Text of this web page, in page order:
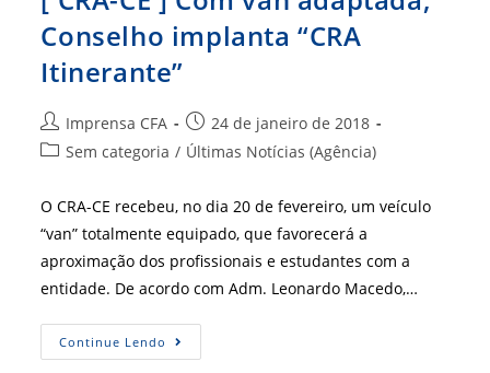
Conselho implanta “CRA
Itinerante”
Autor
do
Imprensa CFA
Post
publicado:
24 de janeiro de 2018
Categoria
post:
Sem categoria / Últimas Notícias (Agência)
O CRA-CE recebeu, no dia 20 de fevereiro, um veículo
“van” totalmente equipado, que favorecerá a
aproximação dos profissionais e estudantes com a
entidade. De acordo com Adm. Leonardo Macedo,…
Continue Lendo
CRA-